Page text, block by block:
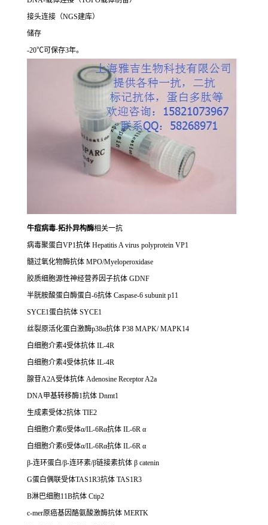
接头连接（NGS建库）
储存
-20℃可保存3年。
牛痘病毒-拓扑异构酶相关一抗
病毒聚蛋白VP1抗体 Hepatitis A virus polyprotein VP1
髓过氧化物酶抗体 MPO/Myeloperoxidase
胶质细胞源性神经营养因子抗体 GDNF
半胱胺酸蛋白酶蛋白-6抗体 Caspase-6 subunit p11
SYCE1蛋白抗体 SYCE1
丝裂原活化蛋白激酶p38α抗体 P38 MAPK/ MAPK14
白细胞介素4受体抗体 IL-4R
白细胞介素4受体抗体 IL-4R
腺苷A2A受体抗体 Adenosine Receptor A2a
DNA甲基转移酶1抗体 Dnmt1
生成素受体2抗体 TIE2
白细胞介素6受体α/IL-6Rα抗体 IL-6R α
白细胞介素6受体α/IL-6Rα抗体 IL-6R α
β-连环蛋白/β-连环素/β链接素抗体 β catenin
G蛋白偶联受体TAS1R3抗体 TAS1R3
B淋巴细胞11B抗体 Ctip2
c-mer原癌基因酪氨酸激酶抗体 MERTK